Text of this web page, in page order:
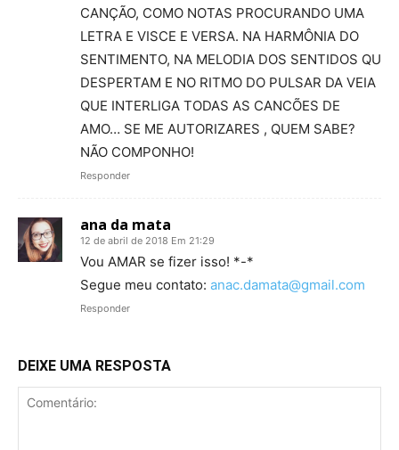
CANÇÃO, COMO NOTAS PROCURANDO UMA
LETRA E VISCE E VERSA. NA HARMÔNIA DO
SENTIMENTO, NA MELODIA DOS SENTIDOS QU
DESPERTAM E NO RITMO DO PULSAR DA VEIA
QUE INTERLIGA TODAS AS CANCÕES DE
AMO… SE ME AUTORIZARES , QUEM SABE?
NÃO COMPONHO!
Responder
ana da mata
12 de abril de 2018 Em 21:29
Vou AMAR se fizer isso! *-*
Segue meu contato: anac.damata@gmail.com
Responder
DEIXE UMA RESPOSTA